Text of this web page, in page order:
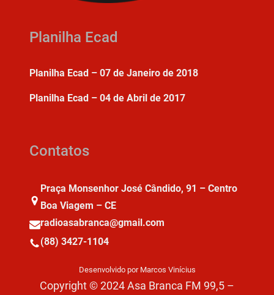
Planilha Ecad
Planilha Ecad – 07 de Janeiro de 2018
Planilha Ecad – 04 de Abril de 2017
Contatos
Praça Monsenhor José Cândido, 91 – Centro
Boa Viagem – CE
radioasabranca@gmail.com
(88) 3427-1104
Desenvolvido por Marcos Vinícius
Copyright © 2024 Asa Branca FM 99,5 –